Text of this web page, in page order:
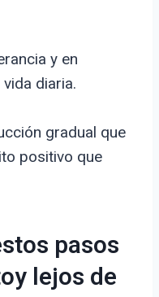
y en
diaria.
gradual que
positivo que
pasos
lejos de